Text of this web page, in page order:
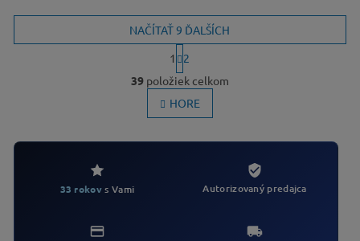
O
v
l
á
NAČÍTAŤ 9 ĎALŠÍCH
S
t
r
á
n
k
v
1
2
39položiek celkom
HORE
33 rokovs Vami Autorizovaný predajca